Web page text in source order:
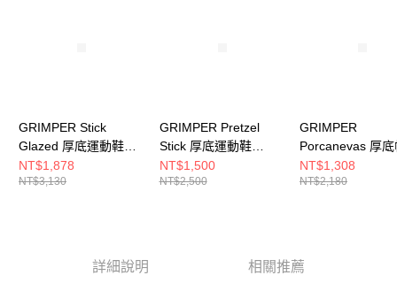
GRIMPER Stick
Glazed 厚底運動鞋
GRSGBG
NT$1,878
NT$3,130
GRIMPER Pretzel
Stick 厚底運動鞋
(aespa Winter同款)
GRPSBG
NT$1,500
NT$2,500
GRIMPER
Porcanevas 厚底
鞋 (Billlie
款) GRPCBK
NT$1,308
NT$2,180
詳細說明 相關推薦